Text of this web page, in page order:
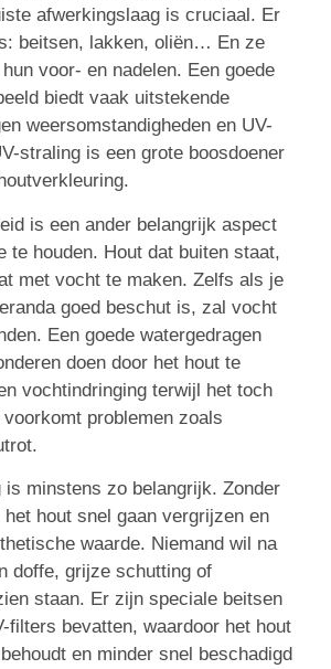
afwerkingslaag is cruciaal. Er
beitsen, lakken, oliën… En ze
voor- en nadelen. Een goede
biedt vaak uitstekende
weersomstandigheden en UV-
straling is een grote boosdoener
is een ander belangrijk aspect
te houden. Hout dat buiten staat,
met vocht te maken. Zelfs als je
goed beschut is, zal vocht
Een goede watergedragen
doen door het hout te
vochtindringing terwijl het toch
problemen zoals
is minstens zo belangrijk. Zonder
hout snel gaan vergrijzen en
waarde. Niemand wil na
doffe, grijze schutting of
staan. Er zijn speciale beitsen
filters bevatten, waardoor het hout
en minder snel beschadigd